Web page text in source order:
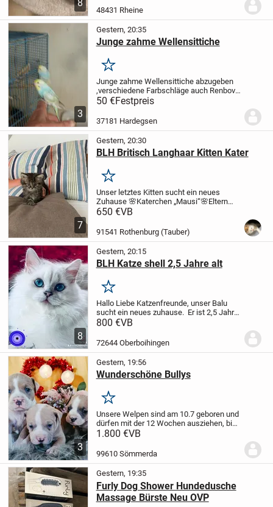
8
es bei der ersten Deckung nicht...
48431 Rheine
3
Gestern, 20:35
Junge zahme Wellensittiche
Merken
Junge zahme Wellensittiche abzugeben
,verschiedene Farbschläge auch Renbov
Wellensittiche.Das Stück 50 Euro
50 €Festpreis
37181 Hardegsen
7
Gestern, 20:30
BLH Britisch Langhaar Kitten Kater
Merken
Unser letztes Kitten sucht ein neues
Zuhause 🌸Katerchen „Mausi“🌸Eltern
beide reinrassig Britisch Langhaar
letzten FotosWir züchten Britisch
650 €VB
91541 Rothenburg (Tauber)
8
Gestern, 20:15
BLH Katze shell 2,5 Jahre alt
Merken
Hallo Liebe Katzenfreunde, unser Balu
sucht ein neues zuhause. Er ist 2,5 Jahre
alt und sucht ein neues zuhause.
sich einfach.Bis dahin
800 €VB
72644 Oberboihingen
3
Gestern, 19:56
Wunderschöne Bullys
Merken
Unsere Welpen sind am 10.7 geboren und
dürfen mit der 12 Wochen ausziehen, bis
dahin sind sie mehrfach entwurmt,
Ausweis.Beide Eltern sind vor Ort, Mama...
1.800 €VB
99610 Sömmerda
Gestern, 19:35
Furly Dog Shower Hundedusche
Massage Bürste Neu OVP